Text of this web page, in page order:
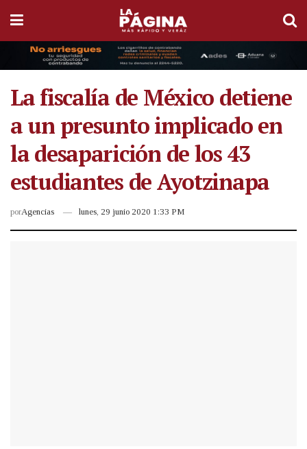
La fiscalía de México detiene
a un presunto implicado en
la desaparición de los 43
estudiantes de Ayotzinapa
porAgencias lunes, 29 junio 2020 1:33 PM